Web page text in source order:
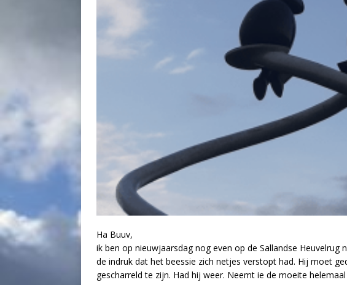
Ha Buuv,
ik ben op nieuwjaarsdag nog even op de Sallandse Heuvelrug
de indruk dat het beessie zich netjes verstopt had. Hij moet
gescharreld te zijn. Had hij weer. Neemt ie de moeite